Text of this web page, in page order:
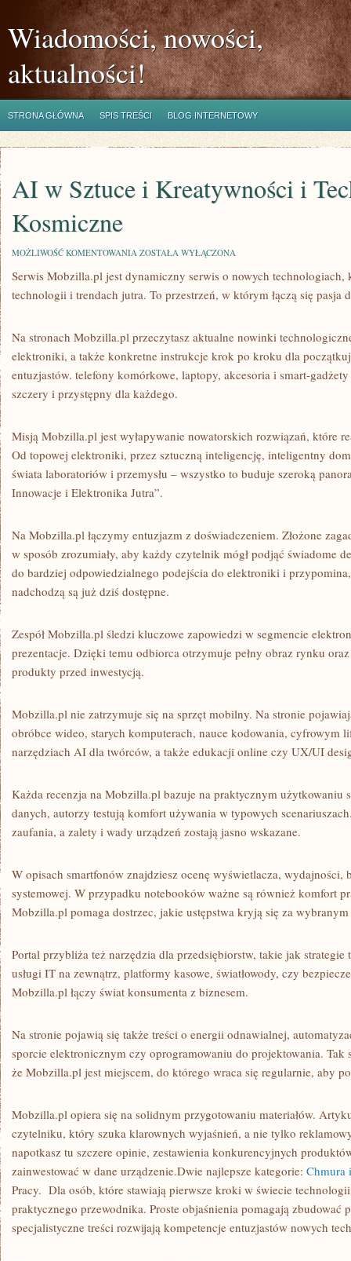
Wiadomości, nowości,
aktualności!
STRONA GŁÓWNA SPIS TREŚCI BLOG INTERNETOWY
AI w Sztuce i Kreatywności i
Kosmiczne
MOŻLIWOŚĆ KOMENTOWANIA AI
SZTUCE
KREATYWNOŚCI
KOSMICZNE
ZOSTAŁA WYŁĄCZONA
Serwis Mobzilla.pl jest dynamiczny serwis o nowych technologiach,
technologii i trendach jutra. To przestrzeń, w którym łączą się pasja
Na stronach Mobzilla.pl przeczytasz aktualne nowinki
elektroniki, a także konkretne instrukcje krok po kroku dla
entuzjastów. telefony komórkowe, laptopy, akcesoria i smart-
szczery i przystępny dla każdego.
Misją Mobzilla.pl jest wyłapywanie nowatorskich rozwiązań, które
Od topowej elektroniki, przez sztuczną inteligencję, inteligentny
świata laboratoriów i przemysłu – wszystko to buduje szeroką
Innowacje i Elektronika Jutra”.
Na Mobzilla.pl łączymy entuzjazm z doświadczeniem. Złożone
w sposób zrozumiały, aby każdy czytelnik mógł podjąć świadome
do bardziej odpowiedzialnego podejścia do elektroniki i
nadchodzą są już dziś dostępne.
Zespół Mobzilla.pl śledzi kluczowe zapowiedzi w segmencie
prezentacje. Dzięki temu odbiorca otrzymuje pełny obraz rynku
produkty przed inwestycją.
Mobzilla.pl nie zatrzymuje się na sprzęt mobilny. Na stronie
obróbce wideo, starych komputerach, nauce kodowania, cyfrowym
narzędziach AI dla twórców, a także edukacji online czy UX/UI
Każda recenzja na Mobzilla.pl bazuje na praktycznym użytkowaniu
danych, autorzy testują komfort używania w typowych
zaufania, a zalety i wady urządzeń zostają jasno wskazane.
W opisach smartfonów znajdziesz ocenę wyświetlacza, wydajności,
systemowej. W przypadku notebooków ważne są również komfort
Mobzilla.pl pomaga dostrzec, jakie ustępstwa kryją się za
Portal przybliża też narzędzia dla przedsiębiorstw, takie jak
usługi IT na zewnątrz, platformy kasowe, światłowody, czy
Mobzilla.pl łączy świat konsumenta z biznesem.
Na stronie pojawią się także treści o energii odnawialnej,
sporcie elektronicznym czy oprogramowaniu do projektowania. Tak
że Mobzilla.pl jest miejscem, do którego wraca się regularnie, aby
Mobzilla.pl opiera się na solidnym przygotowaniu materiałów.
czytelniku, który szuka klarownych wyjaśnień, a nie tylko
napotkasz tu szczere opinie, zestawienia konkurencyjnych
zainwestować w dane urządzenie.Dwie najlepsze kategorie: Chmura
Pracy. Dla osób, które stawiają pierwsze kroki w świecie
praktycznego przewodnika. Proste objaśnienia pomagają zbudować
specjalistyczne treści rozwijają kompetencje entuzjastów nowych